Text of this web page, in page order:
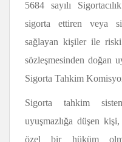
5684 sayılı
sigorta ettiren veya
sağlayan kişiler ile riski
sözleşmesinden doğan
Sigorta Tahkim
Sigorta tahkim
uyuşmazlığa düşen
özel bir hüküm